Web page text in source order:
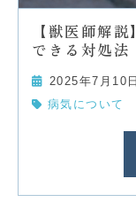
【獣医師解
できる対処法
2025年7月10日
病気について